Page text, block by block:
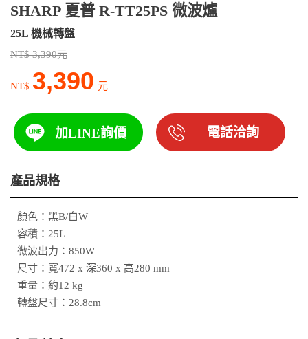
SHARP 夏普 R-TT25PS 微波爐
25L 機械轉盤
NT$ 3,390元
NT$ 3,390 元
加LINE詢價 電話洽詢
產品規格
顏色：黑B/白W
容積：25L
微波出力：850W
尺寸：寬472 x 深360 x 高280 mm
重量：約12 kg
轉盤尺寸：28.8cm